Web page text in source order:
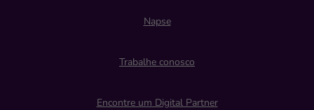
Napse
Trabalhe conosco
Encontre um Digital Partner